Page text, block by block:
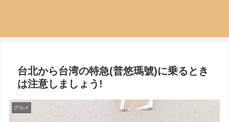
台北から台湾の特急(普悠瑪號)に乗るとき
は注意しましょう!
グルメ